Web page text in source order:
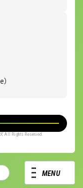
All Rights Reserved.